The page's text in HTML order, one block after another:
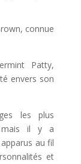
connue
Patty,
envers son
les plus
mais il y a
au fil
et